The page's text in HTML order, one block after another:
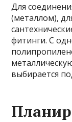
Для
(металлом),
фитинги. С
выбирается